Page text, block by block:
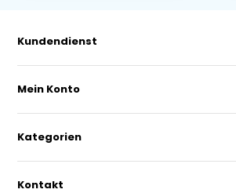
Kundendienst
Mein Konto
Kategorien
Kontakt